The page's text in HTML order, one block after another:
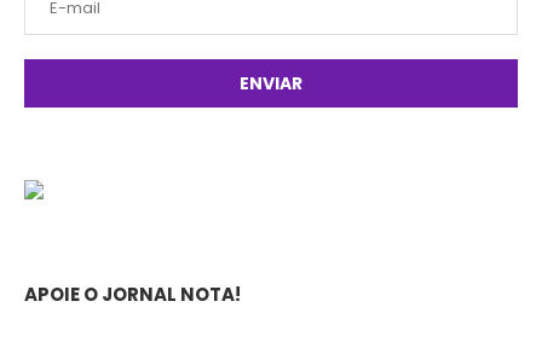
APOIE O JORNAL NOTA!